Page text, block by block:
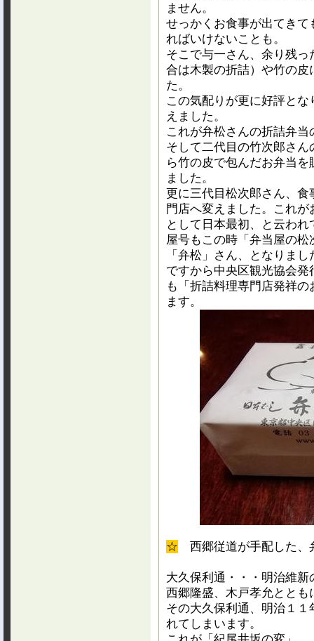
ません。
せっかくお食事が出てき
ればいけないことも。
そこで与一さん、余り残
合は木製の折詰）や竹の
た。
この気配りが更に好評と
えました。
これが弁松さんの折詰弁当
そして二代目の竹次郎さ
ら竹の皮で包んだお弁当
ました。
更に三代目松次郎さん、食
門店へ変えました。これ
として日本最初、と云われ
屋号もこの時「弁当屋の松
「弁松」さん、となりまし
ですから中央区観光協会
も「折詰料理専門店発祥
ます。
☆ 西郷従道が手配した、
大久保利通・・・明治維
西郷隆盛、木戸孝允とと
その大久保利通、明治１
れてしまいます。